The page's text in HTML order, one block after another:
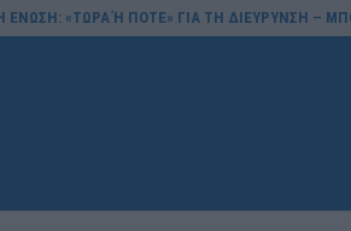
ΕΝΩΣΗ: «ΤΩΡΑ Ή ΠΟΤΕ» ΓΙΑ ΤΗ ΔΙΕΥΡΥΝΣΗ –